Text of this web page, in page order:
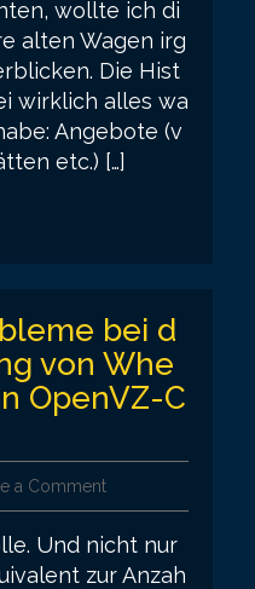
wollte ich di
alten Wagen irg
Die Hist
wirklich alles wa
Angebote (v
etc.) […]
bei d
von Whe
OpenVZ-C
a Comment
Und nicht nur
zur Anzah